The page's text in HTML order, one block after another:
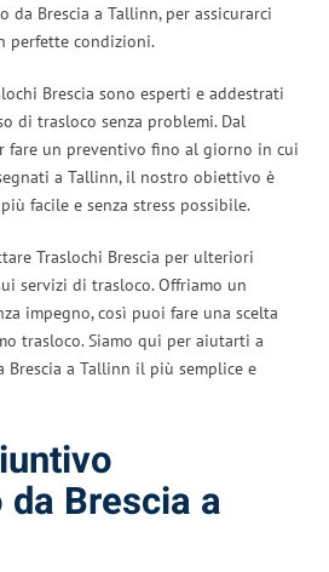
Brescia a Tallinn, per assicurarci
perfette condizioni.
Brescia sono esperti e addestrati
di trasloco senza problemi. Dal
fare un preventivo fino al giorno in cui
a Tallinn, il nostro obiettivo è
facile e senza stress possibile.
Traslochi Brescia per ulteriori
servizi di trasloco. Offriamo un
impegno, così puoi fare una scelta
trasloco. Siamo qui per aiutarti a
a Tallinn il più semplice e
Brescia a